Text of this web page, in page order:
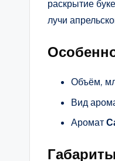
раскрытие
лучи
Объём,
Вид
Аромат